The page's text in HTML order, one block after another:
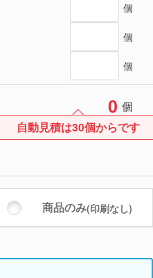
個
個
個
0 個
自動見積は30個からです
商品のみ(印刷なし)